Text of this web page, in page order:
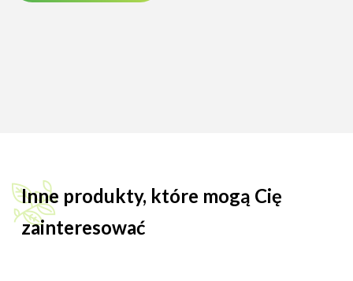
Inne produkty, które mogą Cię
zainteresować